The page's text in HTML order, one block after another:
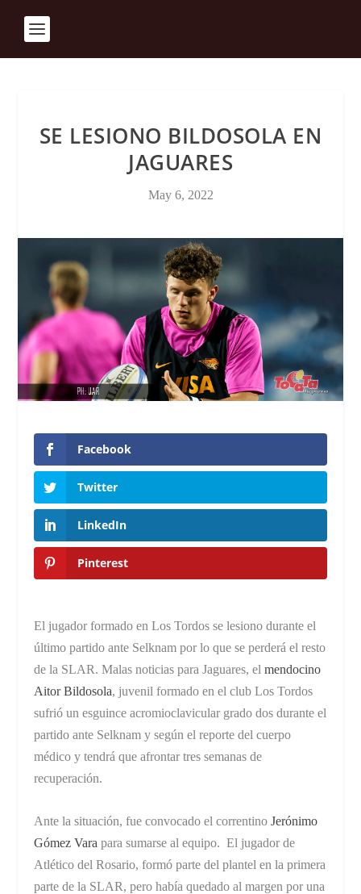
SE LESIONO BILDOSOLA EN
JAGUARES
May 6, 2022
Facebook
Twitter
LinkedIn
Pinterest
El jugador formado en Los Tordos se lesiono durante el
último partido ante Selknam por lo que se perderá el resto
de la SLAR. Malas noticias para Jaguares, elmendocino
Aitor Bildosola, juvenil formado en el club Los Tordos
sufrió un esguince acromioclavicular grado dos durante el
partido ante Selknam y según el reporte del cuerpo
médico y tendrá que afrontar tres semanas de
recuperación.
Ante la situación, fue convocado el correntinoJerónimo
Gómez Vara para sumarse al equipo. El jugador de
Atlético del Rosario, formó parte del plantel en la primera
parte de la SLAR, pero había quedado al margen por una